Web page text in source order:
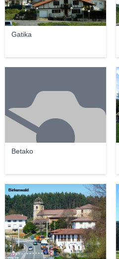
Gatika
Betako
Birkenwald